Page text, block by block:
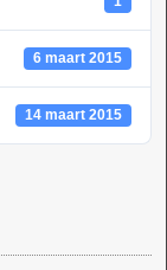
6 maart 2015
14 maart 2015